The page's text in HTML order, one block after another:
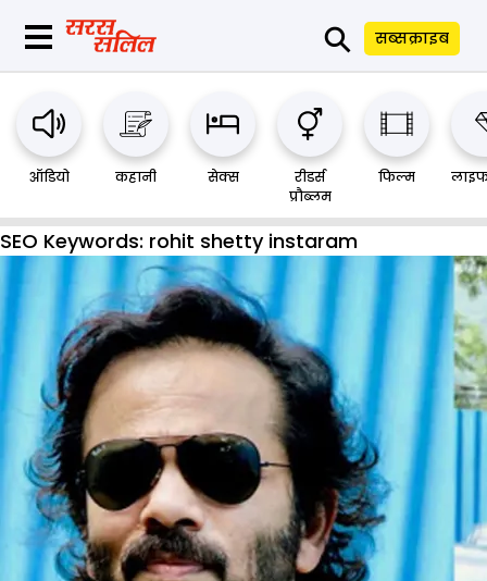
⚲ सब्सक्राइब
ऑडियो कहानी सेक्स
रीडर्स
प्रौब्लम
फिल्म
SEO Keywords: rohit shetty instaram